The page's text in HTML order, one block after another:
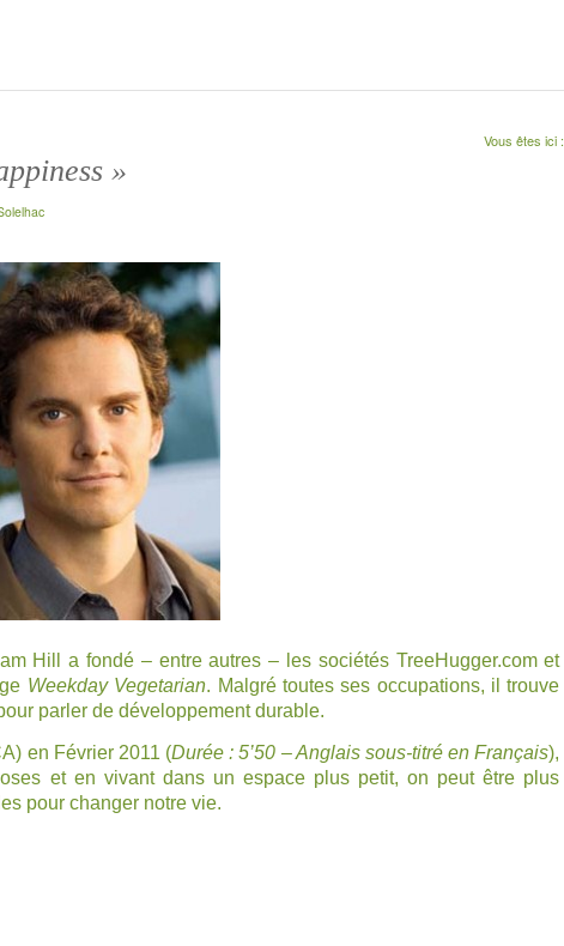
Vous êtes ici :
»
Hill a fondé – entre autres – les sociétés TreeHugger.comet
Weekday Vegetarian. Malgré toutes ses occupations, il trouve
parler de développement durable.
en Février 2011 (Durée : 5’50 – Anglais sous-titré en Français),
et en vivant dans un espace plus petit, on peut être plus
pour changer notre vie.